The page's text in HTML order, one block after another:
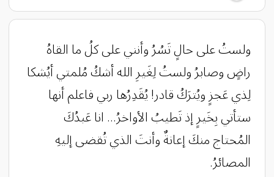
ولستُ على حالٍ تَسُرُ وأنني على كلُ ما القاهُ
راضٍ وصابرُ ولستُ لِغَيرِ الله أشكُ مُلمتي أيُشكا
لِذي عَجزٍ ويُترَكُ قادر! يُقَدِرُها ربي فاعلم أنها
ستأتي بِخَيرٍ إذ تَطيبُ الأواخرُ... انا عَبدُكَ
المُحتاج منكَ إعانةٌ وأنتَ الذي تُقضى إليهِ
المصائرُ.